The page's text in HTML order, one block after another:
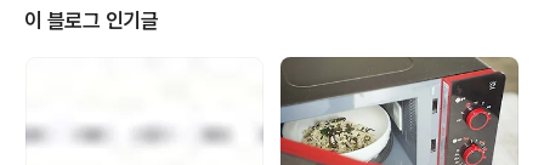
살리는 한편~ 새우를 통째로 갈아 넣은 후첨스프로~ 진한
풍미까지!! 짬뽕면의 시대를 맞아 한번쯤은 꼭 드셔보셔야
할 라면으로 강력히 추천합니다! 그것도 바로 오늘! 풀무원
샵과 함께라면 새우짬뽕이 무려~~ 52% 할인된 가격에 심
지어! 무료배송!! 우왓!단 하루뿐인 특가 앞에 더 이상 망설
일 시간이 없..
이 블로그 인기글